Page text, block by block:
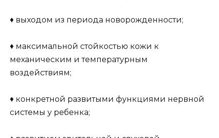
♦ выходом из периода новорожденности;
♦ максимальной стойкостью кожи к
механическим и температурным
воздействиям;
♦ конкретной развитыми функциями нервной
системы у ребенка;